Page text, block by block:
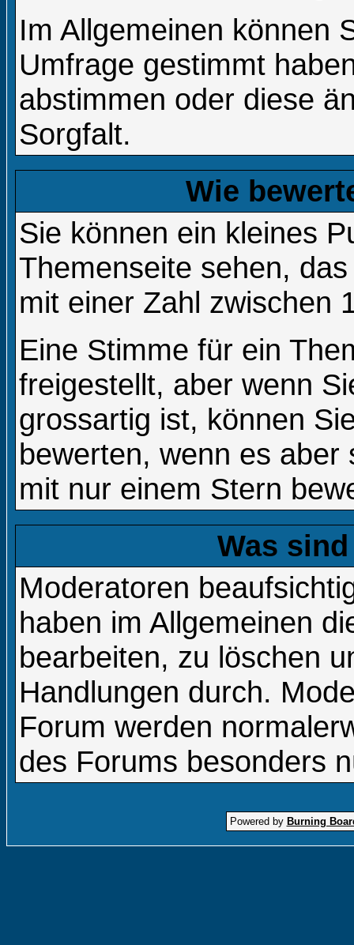
Im Allgemeinen können
Umfrage gestimmt
abstimmen oder diese
Sorgfalt.
Wie
Sie können ein kleines
Themenseite sehen,
mit einer Zahl zwischen
Eine Stimme für ein
freigestellt, aber wenn
grossartig ist, können
bewerten, wenn es
mit nur einem Stern
Was
Moderatoren
haben im Allgemeinen
bearbeiten, zu löschen
Handlungen durch.
Forum werden
des Forums besonders
Powered by Burning